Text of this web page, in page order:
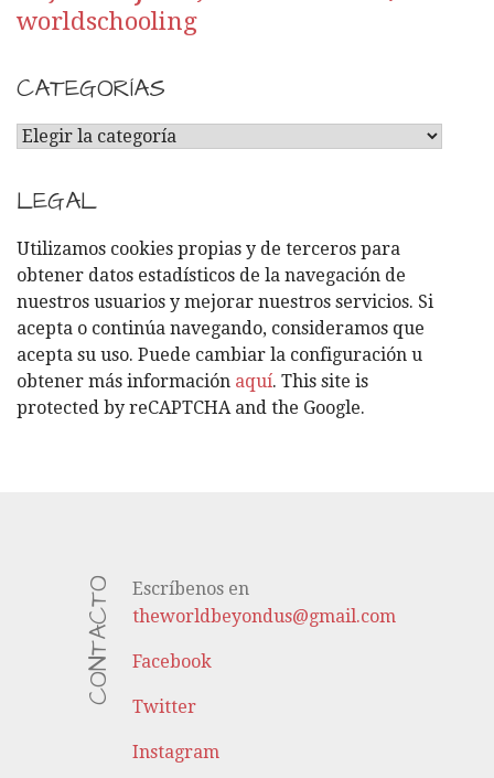
worldschooling
CATEGORÍAS
C
T
E
G
O
R
Í
A
S
LEGAL
Utilizamos cookies propias y de terceros para
obtener datos estadísticos de la navegación de
nuestros usuarios y mejorar nuestros servicios. Si
acepta o continúa navegando, consideramos que
acepta su uso. Puede cambiar la configuración u
obtener más información aquí. This site is
protected by reCAPTCHA and the Google.
CONTACTO
Escríbenos en
theworldbeyondus@gmail.com
Facebook
Twitter
Instagram